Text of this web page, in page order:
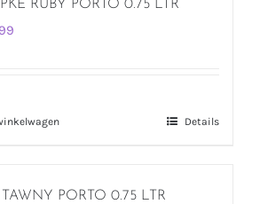
RUBY PORTO 0.75 LTR
Details
PORTO 0.75 LTR